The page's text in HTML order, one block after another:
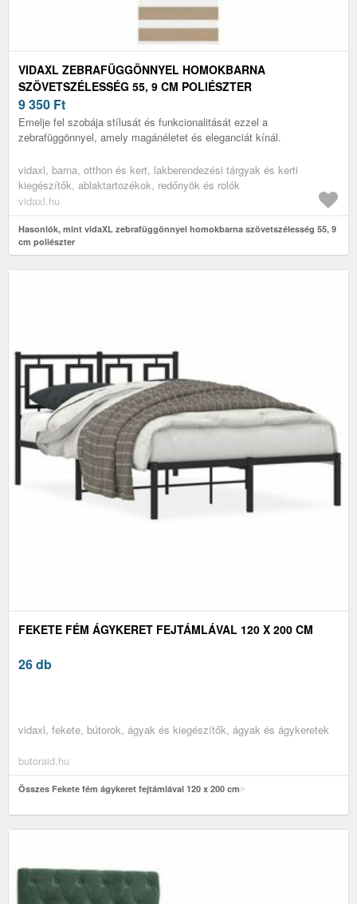
VIDAXL ZEBRAFÜGGÖNNYEL HOMOKBARNA
SZÖVETSZÉLESSÉG 55, 9 CM POLIÉSZTER
9 350 Ft
Emelje fel szobája stílusát és funkcionalitását ezzel a
zebrafüggönnyel, amely magánéletet és eleganciát kínál.
vidaxl, barna, otthon és kert, lakberendezési tárgyak és kerti
kiegészítők, ablaktartozékok, redőnyök és rolók
vidaxl.hu
Hasonlók, mint vidaXL zebrafüggönnyel homokbarna szövetszélesség 55, 9
cm poliészter
FEKETE FÉM ÁGYKERET FEJTÁMLÁVAL 120 X 200 CM
26 db
vidaxl, fekete, bútorok, ágyak és kiegészítők, ágyak és ágykeretek
butoraid.hu
Összes Fekete fém ágykeret fejtámlával 120 x 200 cm